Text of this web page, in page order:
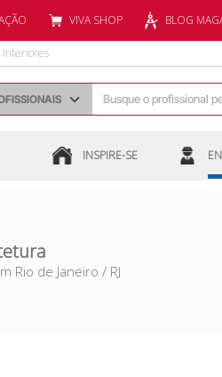
VIVA SHOP BLOG
Interiores
INSPIRE-SE
Rio de Janeiro / RJ